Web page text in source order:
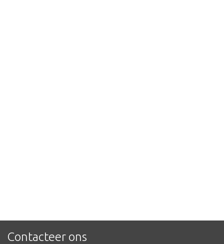
Contacteer ons